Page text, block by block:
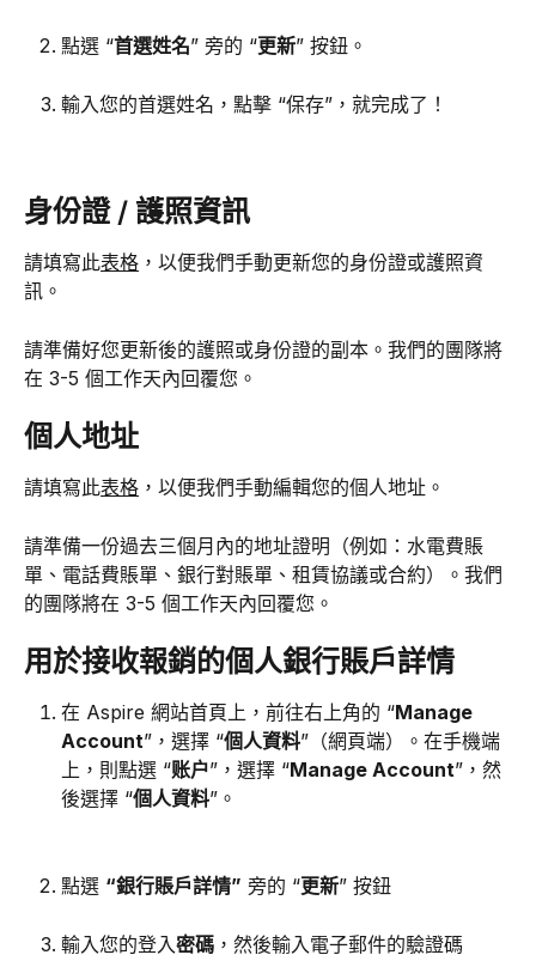
點選 “首選姓名” 旁的 “更新” 按鈕。
輸入您的首選姓名，點擊 “保存”，就完成了！
身份證 / 護照資訊
請填寫此表格 ，以便我們手動更新您的身份證或護照資
訊。
請準備好您更新後的護照或身份證的副本。我們的團隊將
在 3-5 個工作天內回覆您。
個人地址
請填寫此表格 ，以便我們手動編輯您的個人地址。
請準備一份過去三個月內的地址證明（例如：水電費賬
單、電話費賬單、銀行對賬單、租賃協議或合約）。我們
的團隊將在 3-5 個工作天內回覆您。
用於接收報銷的個人銀行賬戶詳情
在 Aspire 網站首頁上，前往右上角的 “Manage
Account”，選擇 “個人資料”（網頁端）。在手機端
上，則點選 “账户”，選擇 “Manage Account”，然
後選擇 “個人資料”。
點選 “銀行賬戶詳情” 旁的 “更新” 按鈕
輸入您的登入密碼 ，然後輸入電子郵件的驗證碼